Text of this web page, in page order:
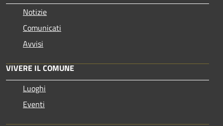
Notizie
Comunicati
Avvisi
VIVERE IL COMUNE
Luoghi
Eventi